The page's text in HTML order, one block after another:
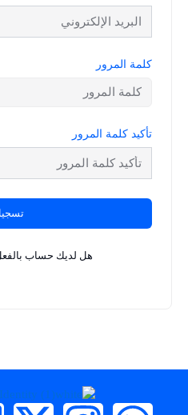
كلمة المرور
تأكيد كلمة المرور
هل لديك حساب